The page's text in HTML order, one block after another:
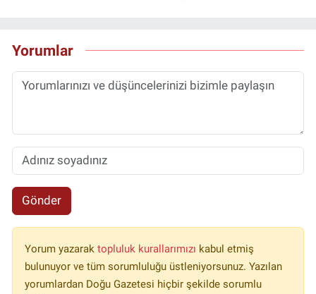
Yorumlar
Gönder
Yorum yazarak topluluk kurallarımızı kabul etmiş
bulunuyor ve tüm sorumluluğu üstleniyorsunuz. Yazılan
yorumlardan Doğu Gazetesi hiçbir şekilde sorumlu